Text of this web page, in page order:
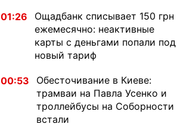
01:26
Ощадбанк списывает 150 грн
ежемесячно: неактивные
карты с деньгами попали под
новый тариф
00:53
Обесточивание в Киеве:
трамваи на Павла Усенко и
троллейбусы на Соборности
встали